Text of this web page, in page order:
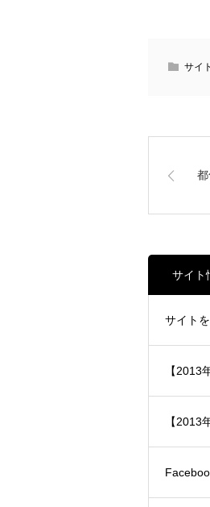
サイ
サイト
サイト
【2013
【2013